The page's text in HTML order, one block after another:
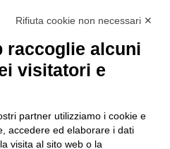
BROCHURE
SCARICA IL
Rifiuta cookie non necessari ✕
raccoglie alcuni
visitatori e
partner utilizziamo i cookie e
accedere ed elaborare i dati
visita al sito web o la